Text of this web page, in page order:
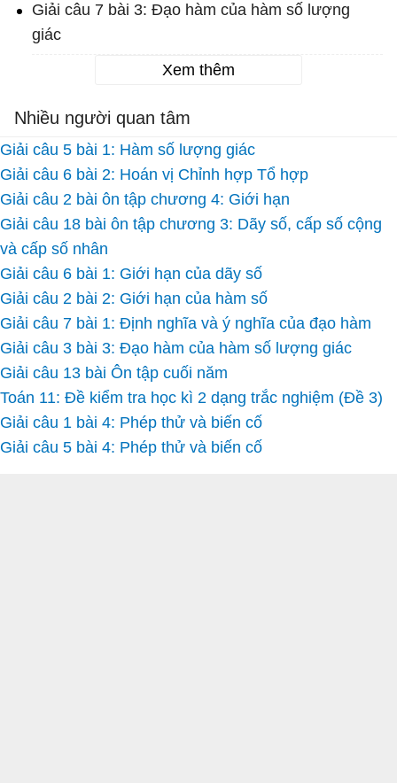
Giải câu 7 bài 3: Đạo hàm của hàm số lượng
giác
Xem thêm
Nhiều người quan tâm
Giải câu 5 bài 1: Hàm số lượng giác
Giải câu 6 bài 2: Hoán vị Chỉnh hợp Tổ hợp
Giải câu 2 bài ôn tập chương 4: Giới hạn
Giải câu 18 bài ôn tập chương 3: Dãy số, cấp số cộng
và cấp số nhân
Giải câu 6 bài 1: Giới hạn của dãy số
Giải câu 2 bài 2: Giới hạn của hàm số
Giải câu 7 bài 1: Định nghĩa và ý nghĩa của đạo hàm
Giải câu 3 bài 3: Đạo hàm của hàm số lượng giác
Giải câu 13 bài Ôn tập cuối năm
Toán 11: Đề kiểm tra học kì 2 dạng trắc nghiệm (Đề 3)
Giải câu 1 bài 4: Phép thử và biến cố
Giải câu 5 bài 4: Phép thử và biến cố